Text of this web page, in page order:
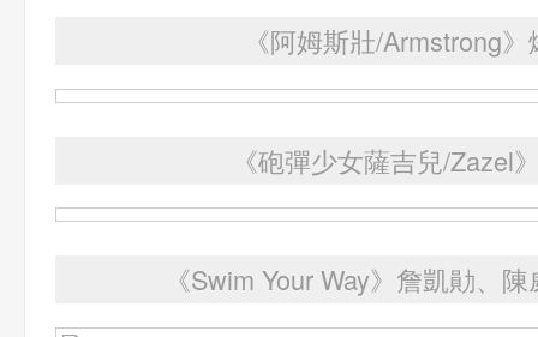
《阿姆斯壯/Armstrong
《砲彈少女薩吉兒/Zazel
《Swim Your Way》詹凱勛、